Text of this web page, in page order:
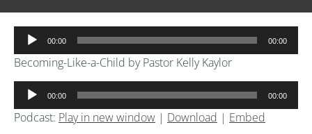
声
プ
レ
ヤ
00:00 00:00
Becoming-Like-a-Child by Pastor Kelly Kaylor
声
プ
00:00 00:00
Podcast: Play in new window | Download | Embed